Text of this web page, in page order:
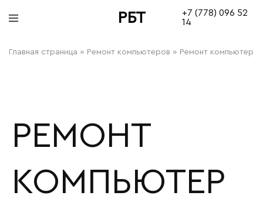
РБТ
+7 (778) 096 52
14
Главная страница » Ремонт компьютеров » Ремонт
РЕМОНТ
КОМПЬЮТЕР